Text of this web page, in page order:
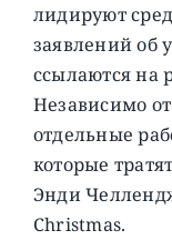
лидируют
заявлений об
ссылаются на
Независимо
отдельные
которые
Энди
Christmas.